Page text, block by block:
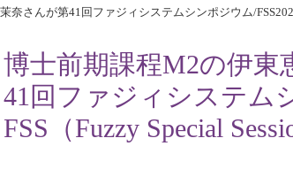
さんが第41回ファジィシステムシンポジウム/
博士前期課程M2の伊東
41回ファジィシステム
FSS（Fuzzy Special